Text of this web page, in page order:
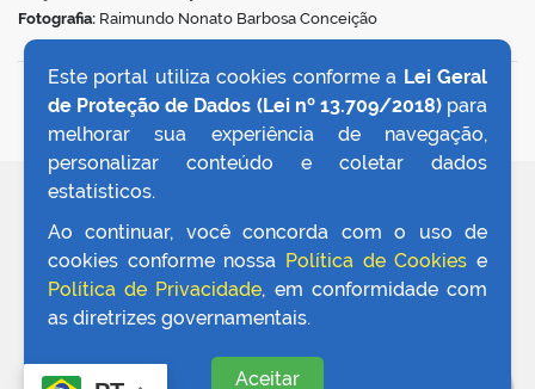
Fotografia: Raimundo Nonato Barbosa Conceição
VOLTAR AO TOPO
Este portal utiliza cookies conforme a Lei Geral
de Proteção de Dados (Lei nº 13.709/2018)para
melhorar sua experiência de navegação,
personalizar conteúdo e coletar dados
estatísticos.
Ao continuar, você concorda com o uso de
cookies conforme nossa Política de Cookies e
Política de Privacidade, em conformidade com
as diretrizes governamentais.
Aceitar